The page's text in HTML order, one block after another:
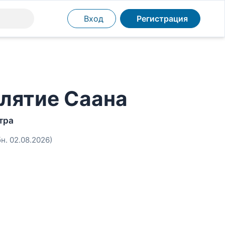
Вход Регистрация
Саана
02.08.2026)